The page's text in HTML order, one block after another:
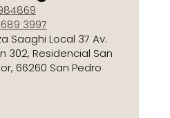
3997
Saaghi Local 37 Av.
302, Residencial San
66260 San Pedro